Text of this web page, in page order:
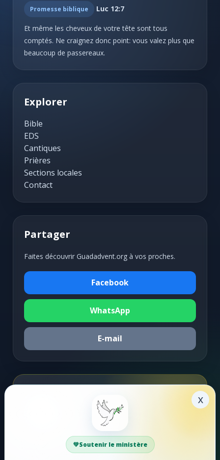
Promesse biblique Luc 12:7
Et même les cheveux de votre tête sont tous
comptés. Ne craignez donc point: vous valez plus que
beaucoup de passereaux.
Explorer
Bible
EDS
Cantiques
Prières
Sections locales
Contact
Partager
Faites découvrir Guadadvent.org à vos proches.
Facebook
WhatsApp
E-mail
Votre soutien aide Guadadvent.org à continuer sa
mission de foi, d'encouragement et d'édification.
x
Soutenir le ministère